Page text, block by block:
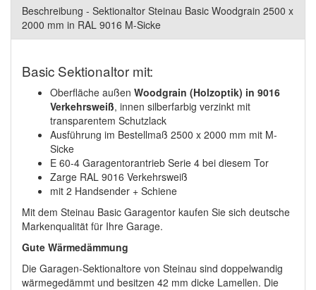
Beschreibung - Sektionaltor Steinau Basic Woodgrain 2500 x
2000 mm in RAL 9016 M-Sicke
Basic Sektionaltor mit:
Oberfläche außen Woodgrain (Holzoptik) in 9016
Verkehrsweiß, innen silberfarbig verzinkt mit
transparentem Schutzlack
Ausführung im Bestellmaß 2500 x 2000 mm mit M-
Sicke
E 60-4 Garagentorantrieb Serie 4 bei diesem Tor
Zarge RAL 9016 Verkehrsweiß
mit 2 Handsender + Schiene
Mit dem Steinau Basic Garagentor kaufen Sie sich deutsche
Markenqualität für Ihre Garage.
Gute Wärmedämmung
Die Garagen-Sektionaltore von Steinau sind doppelwandig
wärmegedämmt und besitzen 42 mm dicke Lamellen. Die